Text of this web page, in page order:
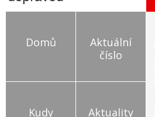
Domů
Aktuální
číslo
Kudy
Aktuality